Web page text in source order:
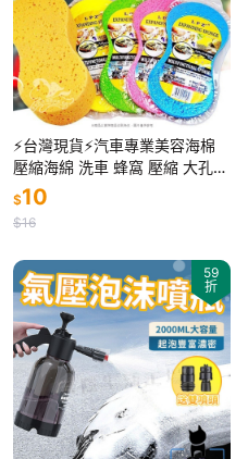
⚡台灣現貨⚡汽車專業美容海棉
壓縮海綿 洗車 蜂窩 壓縮 大孔
清潔 泡棉 打蠟 超強 吸水 專業
海棉 8字
$10
$16
59
折